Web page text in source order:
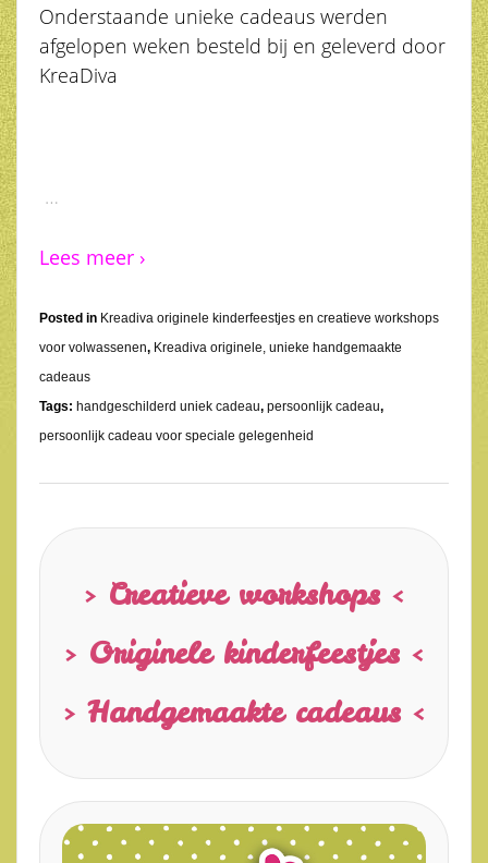
Onderstaande unieke cadeaus werden
afgelopen weken besteld bij en geleverd door
KreaDiva
…
Lees meer ›
Posted in Kreadiva originele kinderfeestjes en creatieve workshops
voor volwassenen, Kreadiva originele, unieke handgemaakte
cadeaus
Tags: handgeschilderd uniek cadeau, persoonlijk cadeau,
persoonlijk cadeau voor speciale gelegenheid
> Creatieve workshops <
> Originele kinderfeestjes <
> Handgemaakte cadeaus <